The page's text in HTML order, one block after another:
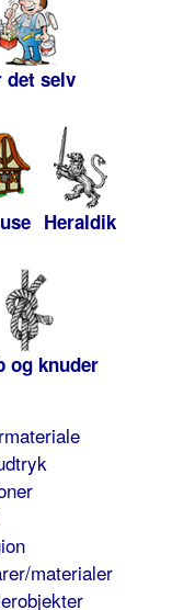
det selv
Heraldik
og knuder
materialer